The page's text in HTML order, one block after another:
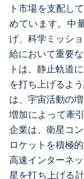
ト市場を支配し
めています。中
げ、科学ミッシ
給において重要
トは、静止軌道
を打ち上げるよ
は、宇宙活動の
増加によって牽
企業は、衛星コ
ロケットを積極
高速インターネ
星を打ち上げる